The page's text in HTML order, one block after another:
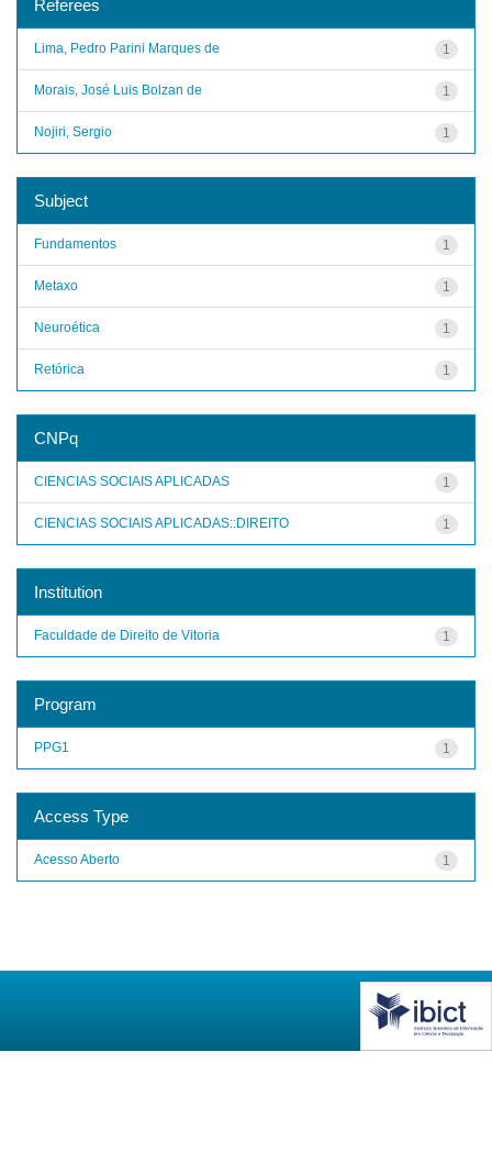
Referees
1
Lima, Pedro Parini Marques de
1
Morais, José Luis Bolzan de
1
Nojiri, Sergio
Subject
1
Fundamentos
1
Metaxo
1
Neuroética
1
Retórica
CNPq
1
CIENCIAS SOCIAIS APLICADAS
1
CIENCIAS SOCIAIS APLICADAS::DIREITO
Institution
1
Faculdade de Direito de Vitoria
Program
1
PPG1
Access Type
1
Acesso Aberto